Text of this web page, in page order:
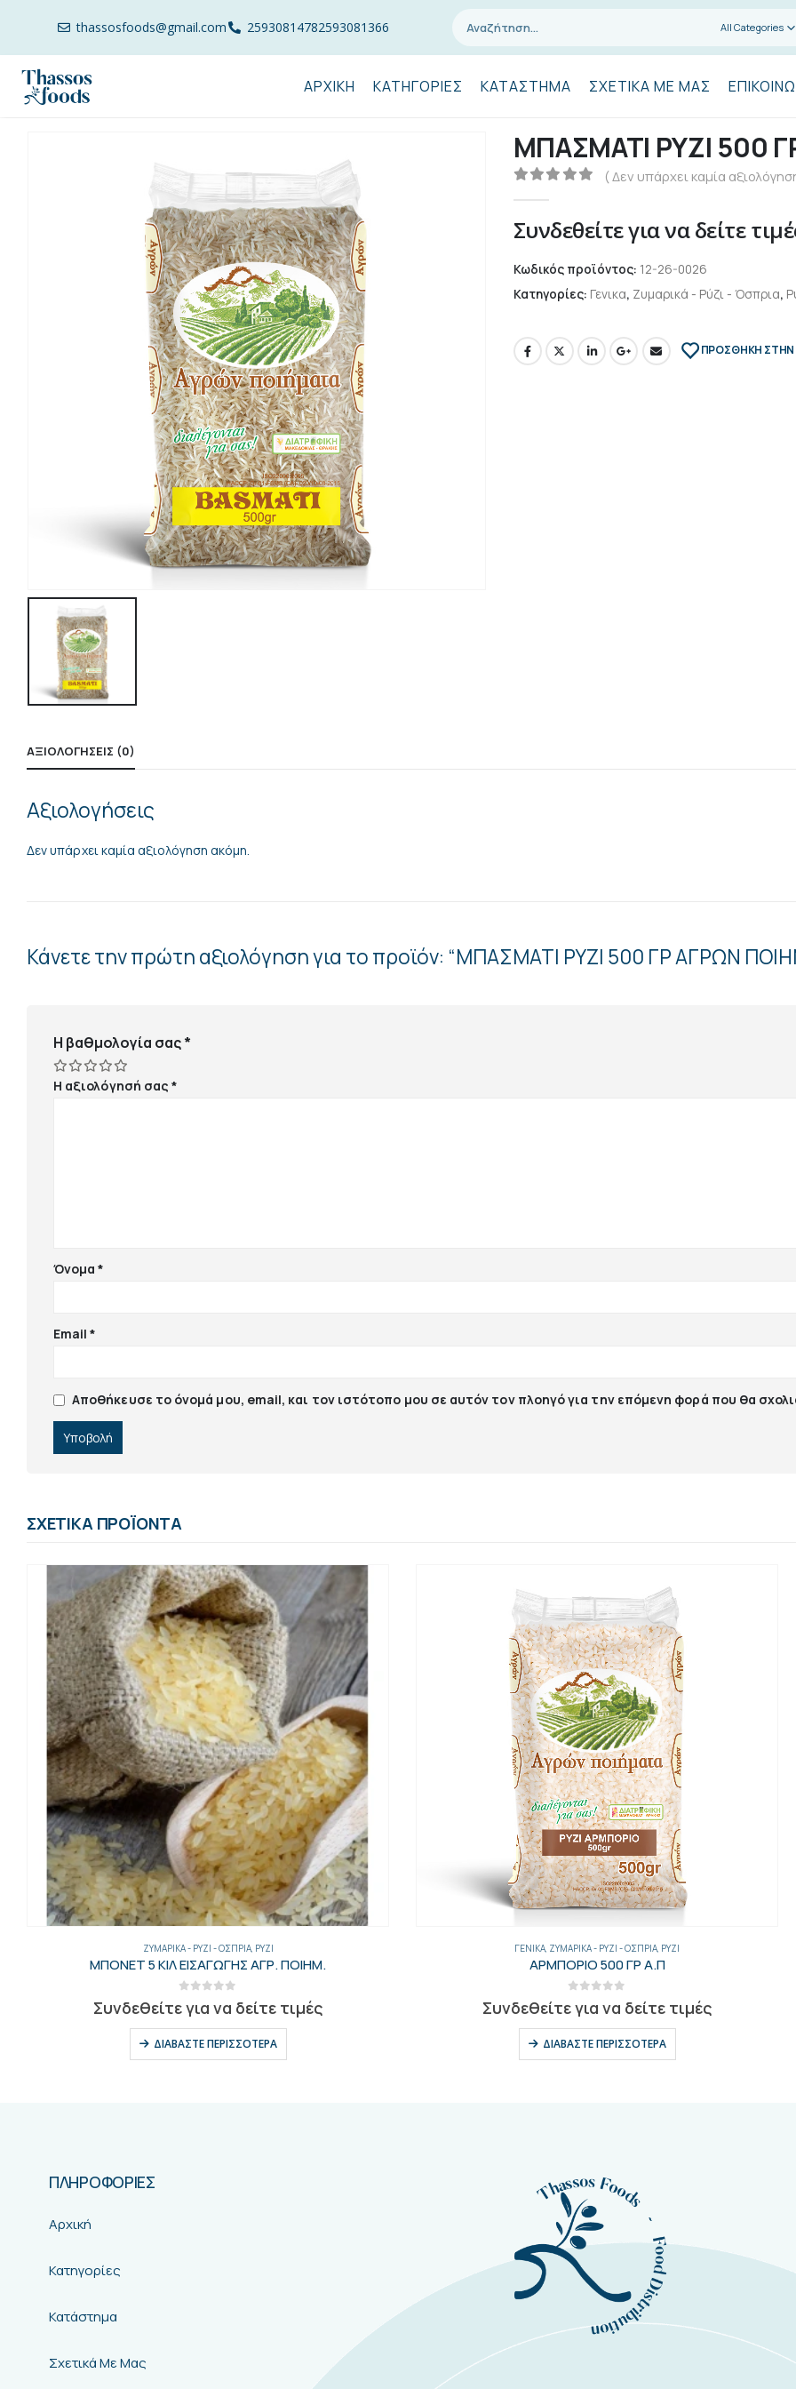
thassosfoods@gmail.com 25930814782593081366 All Categories
ΑΡΧΙΚΉ ΚΑΤΗΓΟΡΊΕΣ ΚΑΤΆΣΤΗΜΑ ΣΧΕΤΙΚΆ ΜΕ ΜΑΣ
ΜΠΑΣΜΑΤΙ ΡΥΖΙ 500
( Δεν υπάρχει καμία
Συνδεθείτε για να δείτε
Κωδικός προϊόντος: 12-26-0026
Κατηγορίες: Γενικα, Ζυμαρικά - Ρύζι - Όσπρια,
ΠΡΌΣΘΉΚΗ ΣΤΗΝ
ΑΞΙΟΛΟΓΉΣΕΙΣ (0)
Αξιολογήσεις
Δεν υπάρχει καμία αξιολόγηση ακόμη.
Κάνετε την πρώτη αξιολόγηση για το προϊόν: “ΜΠΑΣΜΑΤΙ ΡΥΖΙ 500 ΓΡ ΑΓΡΩΝ
Η βαθμολογία σας*
Η αξιολόγησή σας*
Όνομα*
Email*
Αποθήκευσε το όνομά μου, email, και τον ιστότοπο μου σε αυτόν τον πλοηγό για την επόμενη φορά που θα
ΣΧΕΤΙΚΆ ΠΡΟΪΌΝΤΑ
ΖΥΜΑΡΙΚΆ - ΡΎΖΙ - ΌΣΠΡΙΑ, ΡΎΖΙ
ΜΠΟΝΕΤ 5 ΚΙΛ ΕΙΣΑΓΩΓΗΣ ΑΓΡ. ΠΟΙΗΜ.
Συνδεθείτε για να δείτε τιμές
ΔΙΑΒΆΣΤΕ ΠΕΡΙΣΣΌΤΕΡΑ
ΓΕΝΙΚΑ ΖΥΜΑΡΙΚΆ - ΡΎΖΙ - ΌΣΠΡΙΑ ΡΎΖΙ
ΑΡΜΠΟΡΙΟ 500 ΓΡ Α.Π
Συνδεθείτε για να δείτε τιμές
ΔΙΑΒΆΣΤΕ ΠΕΡΙΣΣΌΤΕΡΑ
ΠΛΗΡΟΦΟΡΙΕΣ
Αρχική
Κατηγορίες
Κατάστημα
Σχετικά Με Μας